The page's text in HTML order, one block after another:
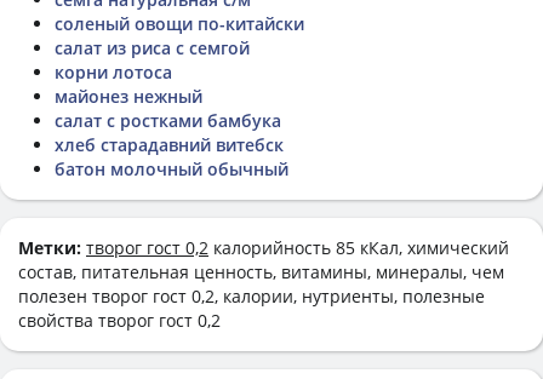
соленый овощи по-китайски
салат из риса с семгой
корни лотоса
майонез нежный
салат с ростками бамбука
хлеб старадавний витебск
батон молочный обычный
Метки: творог гост 0,2 калорийность 85 кКал, химический
состав, питательная ценность, витамины, минералы, чем
полезен творог гост 0,2, калории, нутриенты, полезные
свойства творог гост 0,2